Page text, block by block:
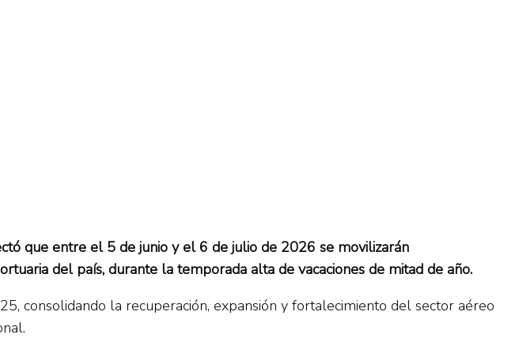
que entre el 5 de junio y el 6 de julio de 2026 se movilizarán
del país, durante la temporada alta de vacaciones de mitad de año.
consolidando la recuperación, expansión y fortalecimiento del sector aéreo